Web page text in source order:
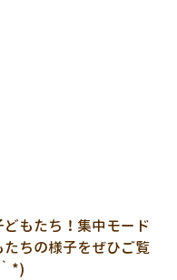
もたち！集中モード
ちの様子をぜひご覧
*)